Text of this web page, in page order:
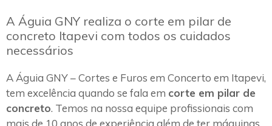
A Águia GNY realiza o corte em pilar de
concreto Itapevi com todos os cuidados
necessários
A Águia GNY – Cortes e Furos em Concerto em Itapevi,
tem excelência quando se fala em corte em pilar de
concreto. Temos na nossa equipe profissionais com
mais de 10 anos de experiência além de ter máquinas